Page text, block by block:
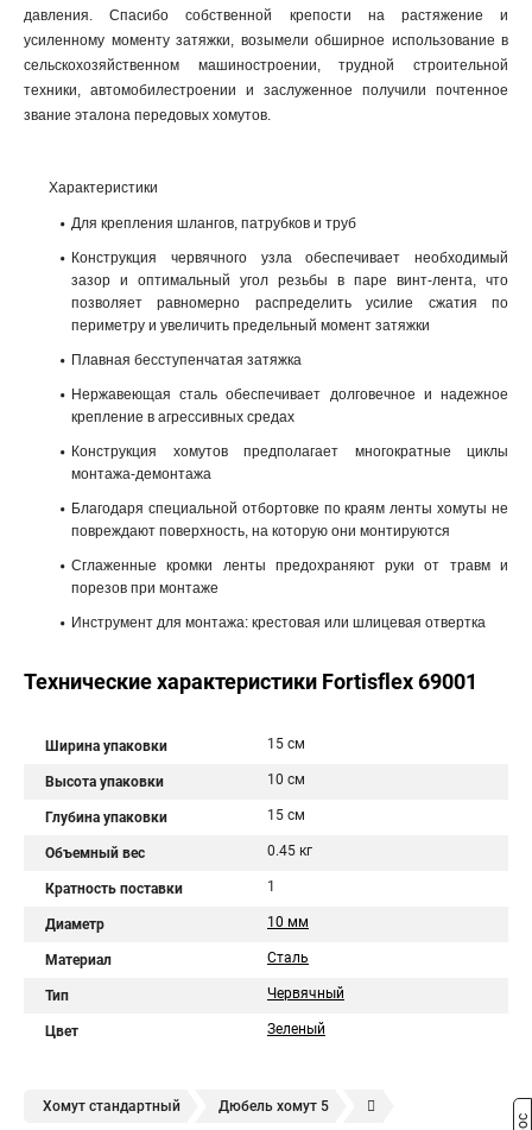
давления. Спасибо собственной крепости на растяжение и
усиленному моменту затяжки, возымели обширное использование в
сельскохозяйственном машиностроении, трудной строительной
техники, автомобилестроении и заслуженное получили почтенное
звание эталона передовых хомутов.
Характеристики
Для крепления шлангов, патрубков и труб
Конструкция червячного узла обеспечивает необходимый
зазор и оптимальный угол резьбы в паре винт-лента, что
позволяет равномерно распределить усилие сжатия по
периметру и увеличить предельный момент затяжки
Плавная бесступенчатая затяжка
Нержавеющая сталь обеспечивает долговечное и надежное
крепление в агрессивных средах
Конструкция хомутов предполагает многократные циклы
монтажа-демонтажа
Благодаря специальной отбортовке по краям ленты хомуты не
повреждают поверхность, на которую они монтируются
Сглаженные кромки ленты предохраняют руки от травм и
порезов при монтаже
Инструмент для монтажа: крестовая или шлицевая отвертка
Технические характеристики Fortisflex 69001
Ширина упаковки 15 см
Высота упаковки 10 см
Глубина упаковки 15 см
Объемный вес 0.45 кг
Кратность поставки 1
Диаметр 10 мм
Материал Сталь
Тип Червячный
Цвет Зеленый
Хомут стандартный Дюбель хомут 5